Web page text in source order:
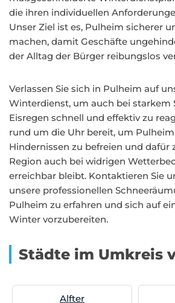
die ihren individuellen
Unser Ziel ist es, Pulheim sicherer
machen, damit Geschäfte
der Alltag der Bürger reibungslos
Verlassen Sie sich in Pulheim auf
Winterdienst, um auch bei starkem
Eisregen schnell und effektiv zu
rund um die Uhr bereit, um
Hindernissen zu befreien und dafür
Region auch bei widrigen
erreichbar bleibt. Kontaktieren Sie
unsere professionellen
Pulheim zu erfahren und sich auf
Winter vorzubereiten.
Städte im Umkreis
Alfter